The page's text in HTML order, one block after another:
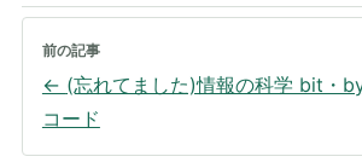
前の記事
← (忘れてました)情報の科学 bit・
コード